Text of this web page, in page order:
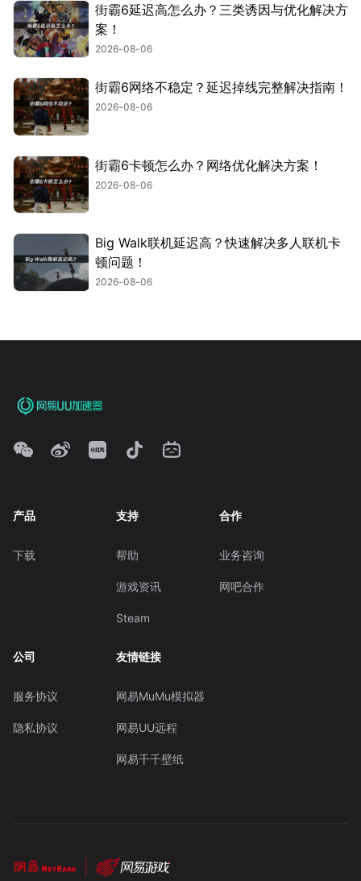
街霸6延迟高怎么办？三类诱因与优化解决方
案！
2026-08-06
街霸6网络不稳定？延迟掉线完整解决指南！
2026-08-06
街霸6卡顿怎么办？网络优化解决方案！
2026-08-06
Big Walk联机延迟高？快速解决多人联机卡
顿问题！
2026-08-06
产品
下载
支持
帮助
游戏资讯
Steam
合作
业务咨询
网吧合作
公司
服务协议
隐私协议
友情链接
网易MuMu模拟器
网易UU远程
网易千千壁纸